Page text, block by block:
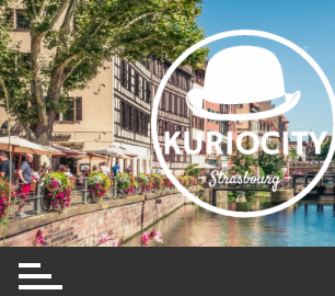
Skip
to
content